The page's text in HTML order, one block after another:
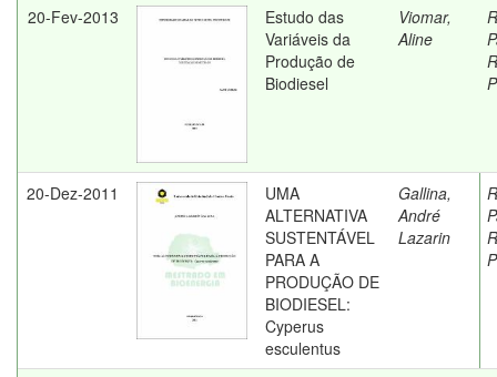
20-Fev-2013
Estudo das
Variáveis da
Produção de
Biodiesel
Viomar,
Aline
20-Dez-2011
UMA
ALTERNATIVA
SUSTENTÁVEL
PARA A
PRODUÇÃO DE
BIODIESEL:
Cyperus
esculentus
Gallina,
André
Lazarin